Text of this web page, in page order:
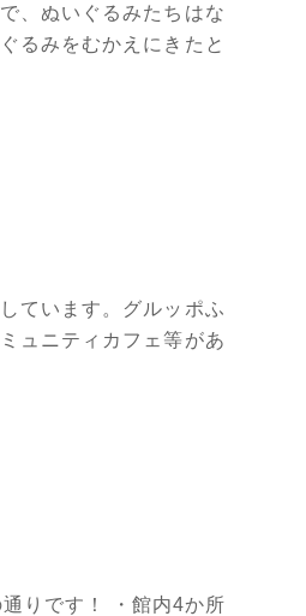
、ぬいぐるみたちはな
るみをむかえにきたと
ています。グルッポふ
ュニティカフェ等があ
りです！ ・館内4か所